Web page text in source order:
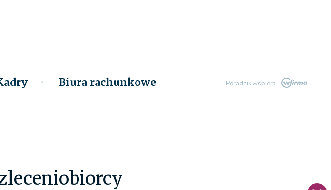
Biura rachunkowe Poradnik wspiera